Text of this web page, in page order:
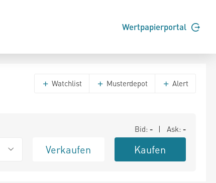
Wertpapierportal
Watchlist Musterdepot Alert
Bid: - | Ask: -
Verkaufen Kaufen